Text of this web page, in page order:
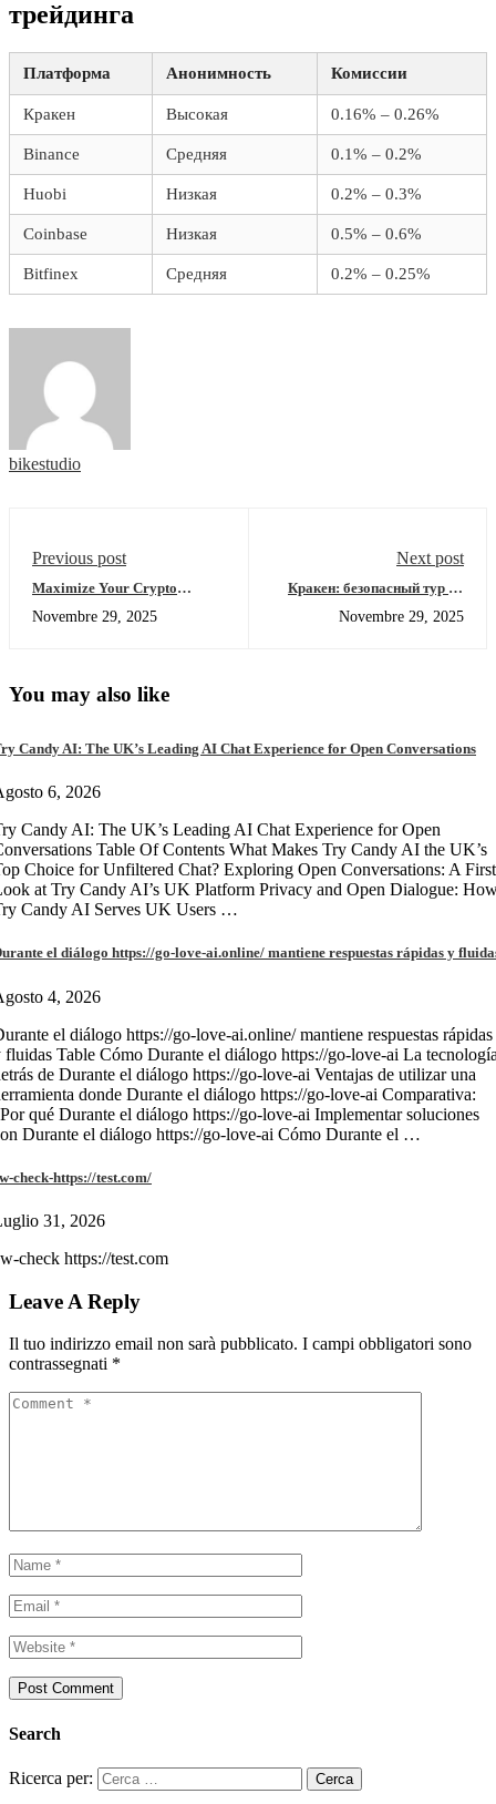
трейдинга
Платформа Анонимность Комиссии
Кракен Высокая 0.16% – 0.26%
Binance Средняя 0.1% – 0.2%
Huobi Низкая 0.2% – 0.3%
Coinbase Низкая 0.5% – 0.6%
Bitfinex Средняя 0.2% – 0.25%
bikestudio
Previous post
Maximize Your Crypto
Raydium
Novembre 29, 2025
Next post
Кракен: безопасный тур по
Novembre 29, 2025
You may also like
Candy AI: The UK’s Leading AI Chat Experience for Open Conversations
6, 2026
Candy AI: The UK’s Leading AI Chat Experience for Open
Table Of Contents What Makes Try Candy AI the UK’s
Choice for Unfiltered Chat? Exploring Open Conversations: A First
at Try Candy AI’s UK Platform Privacy and Open Dialogue:
Candy AI Serves UK Users …
el diálogo https://go-love-ai.online/ mantiene respuestas rápidas y
4, 2026
el diálogo https://go-love-ai.online/ mantiene respuestas rápidas
fluidas Table Cómo Durante el diálogo https://go-love-ai La
de Durante el diálogo https://go-love-ai Ventajas de utilizar una
donde Durante el diálogo https://go-love-ai Comparativa:
qué Durante el diálogo https://go-love-ai Implementar soluciones
Durante el diálogo https://go-love-ai Cómo Durante el …
check-https://test.com/
31, 2026
check https://test.com
Leave A Reply
Il tuo indirizzo email non sarà pubblicato. I campi obbligatori sono
contrassegnati *
Search
Ricerca per: